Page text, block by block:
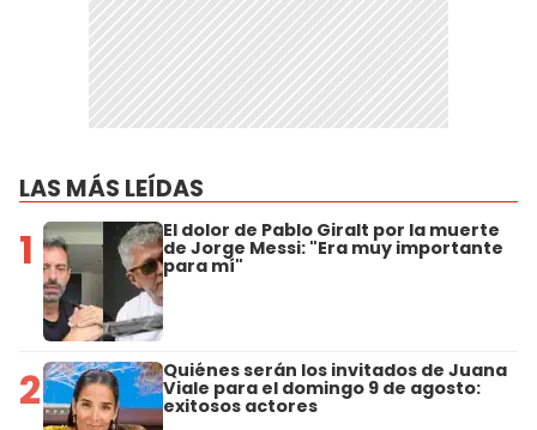
LAS MÁS LEÍDAS
1 El dolor de Pablo Giralt por la muerte
de Jorge Messi: "Era muy importante
para mí"
2 Quiénes serán los invitados de Juana
Viale para el domingo 9 de agosto:
exitosos actores